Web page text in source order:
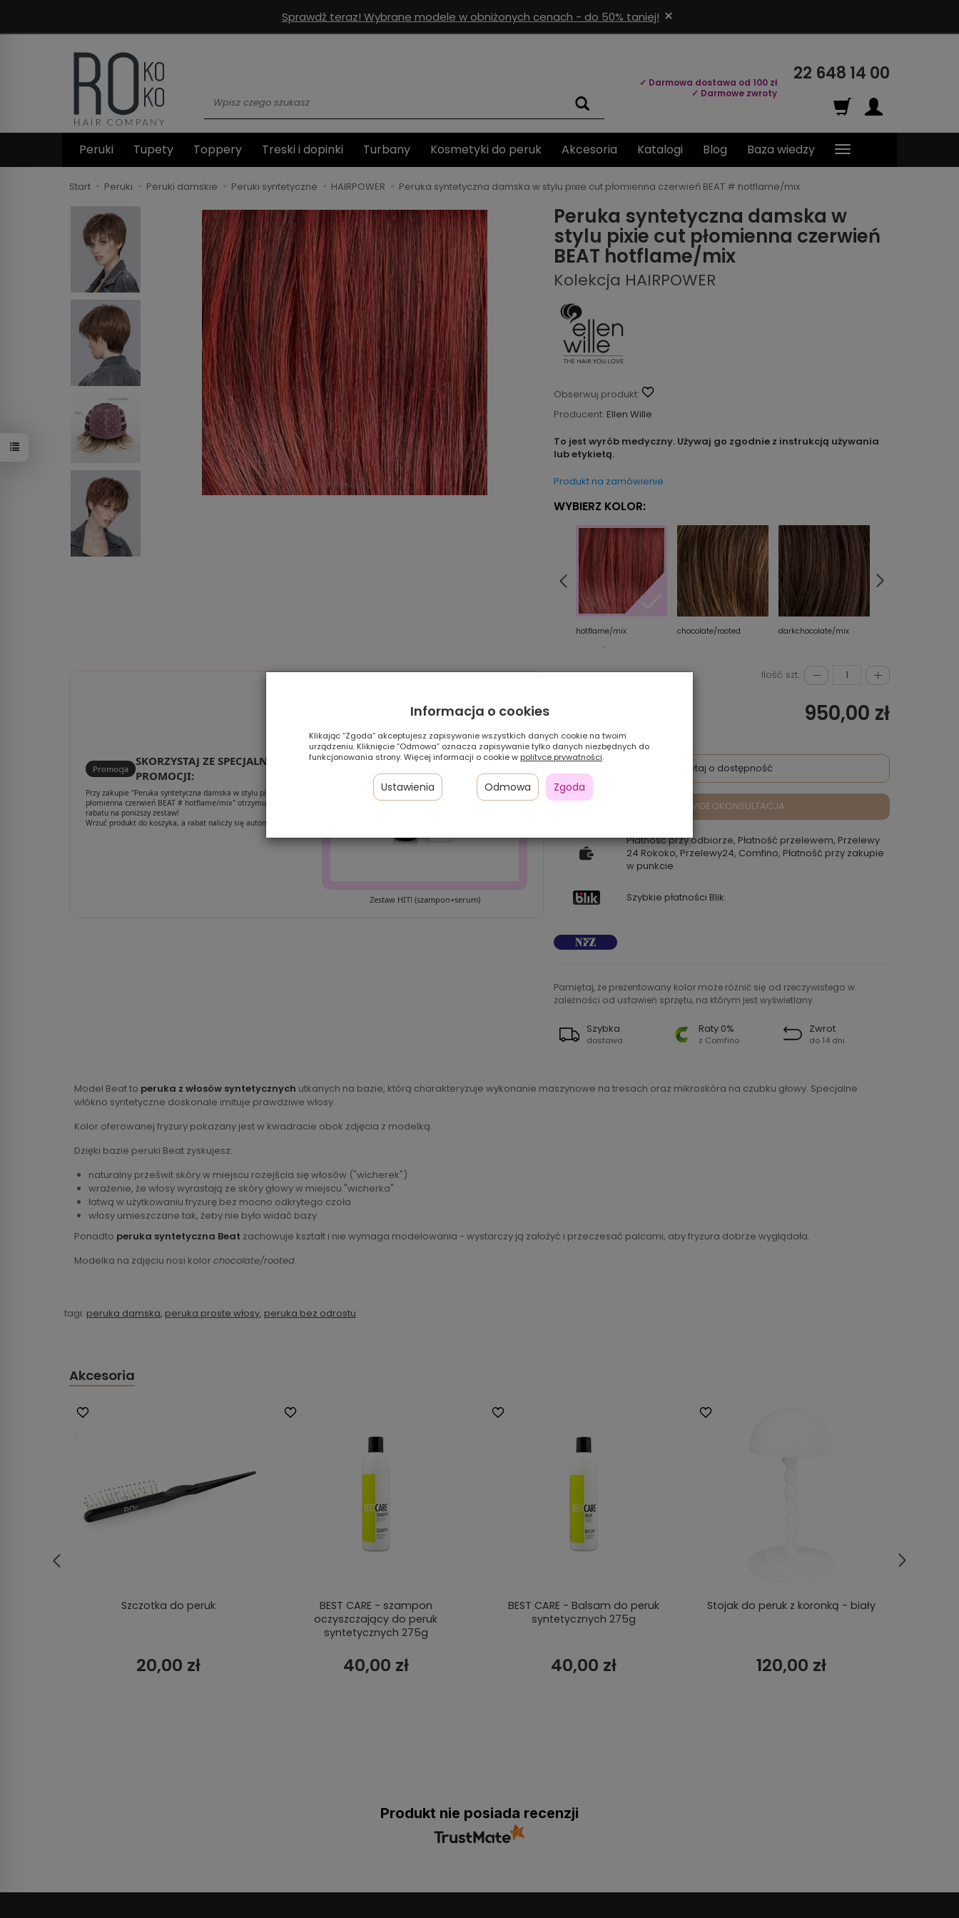
Sprawdź teraz! Wybrane modele w obniżonych cenach - do 50% taniej! ×
✓ Darmowa dostawa od 100 zł
✓ Darmowe zwroty
22 648 14 00
Peruki Tupety Toppery Treski i dopinki Turbany Kosmetyki do peruk Akcesoria Katalogi Blog Baza wiedzy
Start Peruki Peruki damskie Peruki syntetyczne HAIRPOWER Peruka syntetyczna damska w stylu pixie cut płomienna czerwień BEAT # hotflame/mix
Promocja
SKORZYSTAJ ZE SPECJALNEJ
PROMOCJI:
Przy zakupie "Peruka syntetyczna damska w stylu pixie cut
płomienna czerwień BEAT # hotflame/mix" otrzymujesz aż 30%
rabatu na poniższy zestaw!
Wrzuć produkt do koszyka, a rabat naliczy się automatycznie.
Zestaw HIT! (szampon+serum)
Peruka syntetyczna damska w
stylu pixie cut płomienna czerwień
BEAT hotflame/mix
Kolekcja HAIRPOWER
Obserwuj produkt:
Producent: Ellen Wille
To jest wyrób medyczny. Używaj go zgodnie z instrukcją używania
lub etykietą.
Produkt na zamówienie
WYBIERZ KOLOR:
hotflame/mix chocolate/rooted darkchocolate/mix
Ilość szt.:
950,00 zł
Zapytaj o dostępność
VIDEOKONSULTACJA
Płatność przy odbiorze, Płatność przelewem, Przelewy
24 Rokoko, Przelewy24, Comfino, Płatność przy zakupie
w punkcie
Szybkie płatności Blik.
Pamiętaj, że prezentowany kolor może różnić się od rzeczywistego w
zależności od ustawień sprzętu, na którym jest wyświetlany.
Szybka
dostawa
Raty 0%
z Comfino
Zwrot
do 14 dni
Model Beat to peruka z włosów syntetycznych utkanych na bazie, którą charakteryzuje wykonanie maszynowe na tresach oraz mikroskóra na czubku głowy. Specjalne
włókno syntetyczne doskonale imituje prawdziwe włosy.
Kolor oferowanej fryzury pokazany jest w kwadracie obok zdjęcia z modelką.
Dzięki bazie peruki Beat zyskujesz:
naturalny prześwit skóry w miejscu rozejścia się włosów ("wicherek")
wrażenie, że włosy wyrastają ze skóry głowy w miejscu "wicherka"
łatwą w użytkowaniu fryzurę bez mocno odkrytego czoła
włosy umieszczane tak, żeby nie było widać bazy
Ponadto peruka syntetyczna Beat zachowuje kształt i nie wymaga modelowania - wystarczy ją założyć i przeczesać palcami, aby fryzura dobrze wyglądała.
Modelka na zdjęciu nosi kolor chocolate/rooted.
tagi: peruka damska, peruka proste włosy, peruka bez odrostu
Akcesoria
Szczotka do peruk
20,00 zł
BEST CARE - szampon
oczyszczający do peruk
syntetycznych 275g
40,00 zł
BEST CARE - Balsam do peruk
syntetycznych 275g
40,00 zł
Stojak do peruk z koronką - biały
120,00 zł
Produkt nie posiada recenzji
Informacja o cookies
Klikając “Zgoda” akceptujesz zapisywanie wszystkich danych cookie na twoim
urządzeniu. Kliknięcie “Odmowa” oznacza zapisywanie tylko danych niezbędnych do
funkcjonowania strony. Więcej informacji o cookie w polityce prywatności.
Ustawienia Odmowa Zgoda